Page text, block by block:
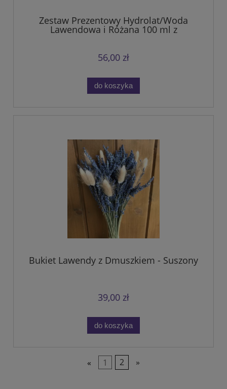
Zestaw Prezentowy Hydrolat/Woda
Lawendowa i Różana 100 ml z
56,00 zł
do koszyka
Bukiet Lawendy z Dmuszkiem - Suszony
39,00 zł
do koszyka
« 1 2 »